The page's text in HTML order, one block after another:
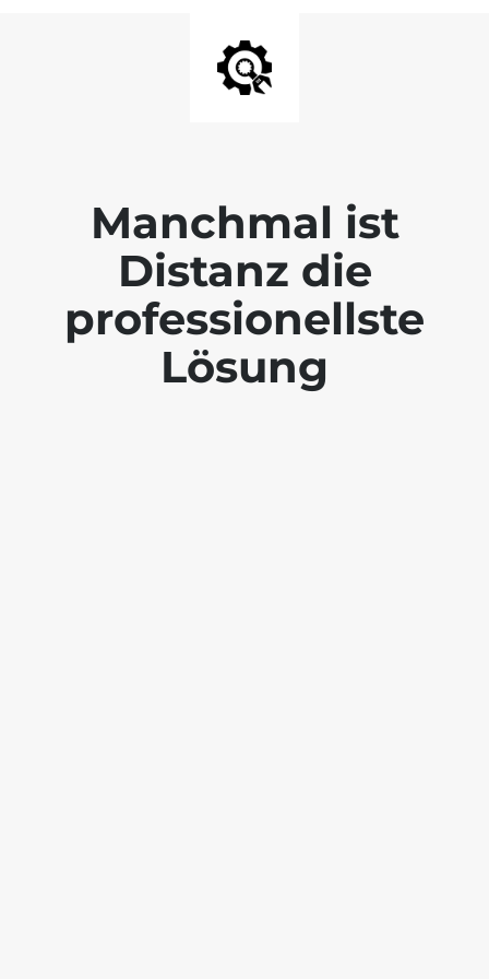
Manchmal ist
Distanz die
professionellste
Lösung